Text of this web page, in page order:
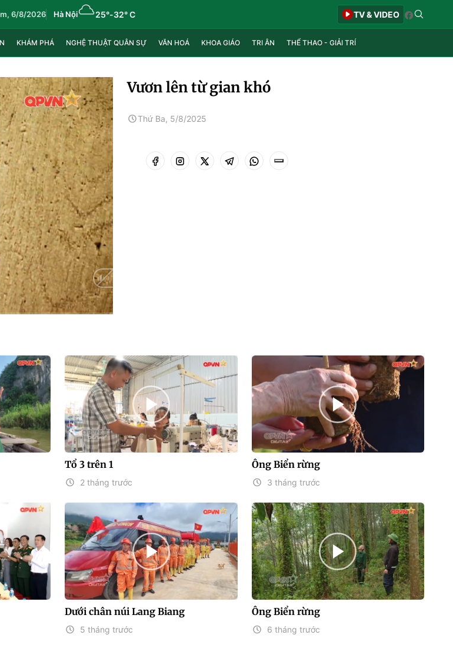
6/8/2026 Hà Nội 25°-32° C TV & VIDEO
KHÁM PHÁ NGHỆ THUẬT QUÂN SỰ VĂN HOÁ KHOA GIÁO TRI ÂN THỂ THAO - GIẢI TRÍ
Vươn lên từ gian khó
Thứ Ba, 5/8/2025
Tổ 3 trên 1
2 tháng trước
Ông Biển rừng
3 tháng trước
Dưới chân núi Lang Biang
5 tháng trước
Ông Biển rừng
6 tháng trước